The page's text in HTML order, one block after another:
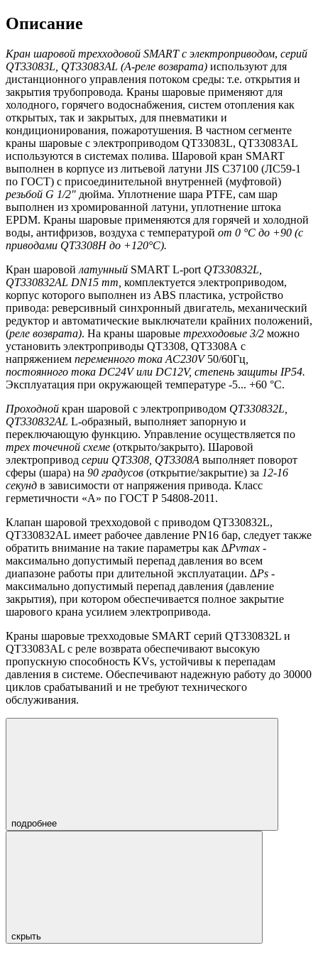
Описание
Кран шаровой трехходовой SMARTс электроприводом, серий
QT33083L QT33083АL (A-реле возврата) используют для
дистанционного управления потоком среды: т.е. открытия и
закрытия трубопровода. Краны шаровые применяют для
холодного, горячего водоснабжения, систем отопления как
открытых, так и закрытых, для пневматики и
кондиционирования, пожаротушения. В частном сегменте
краны шаровые с электроприводом QT33083L, QT33083АL
используются в системах полива. Шаровой кран SMART
выполнен в корпусе из литьевой латуни JIS C37100 (ЛС59-1
по ГОСТ) с присоединительной внутренней (муфтовой)
резьбой G 1/2" дюйма. Уплотнение шара PTFE, сам шар
выполнен из хромированной латуни, уплотнение штока
EPDM. Краны шаровые применяются для горячей и холодной
воды, антифризов, воздуха с температурой от 0 °С до +90 (с
приводами QT3308H до +120°С).
Кран шаровой латунный SMART L-port QT330832L
QT330832АL DN15 mm комплектуется электроприводом,
корпус которого выполнен из ABS пластика, устройство
привода: реверсивный синхронный двигатель, механический
редуктор и автоматические выключатели крайних положений,
(реле возврата). На краны шаровые трехходовые 3/2 можно
установить электроприводы QT3308, QT3308А с
напряжением переменного тока AC230V50/60Гц
постоянного тока DC24Vили DC12V, степень защиты IP54.
Эксплуатация при окружающей температуре -5... +60 °С.
Проходной кран шаровой с электроприводом QT330832L
QT330832АL L-образный, выполняет запорную и
переключающую функцию. Управление осуществляется по
трех точечной схеме (открыто/закрыто). Шаровой
электропривод серии QT3308, QT3308А выполняет поворот
сферы (шара) на 90 градусов (открытие/закрытие) за 12-16
секунд в зависимости от напряжения привода. Класс
герметичности «А» по ГОСТ Р 54808-2011.
Клапан шаровой трехходовой с приводом QT330832L,
QT330832AL имеет рабочее давление PN16 бар, следует также
обратить внимание на такие параметры как ∆Pvmax -
максимально допустимый перепад давления во всем
диапазоне работы при длительной эксплуатации. ∆Ps -
максимально допустимый перепад давления (давление
закрытия), при котором обеспечивается полное закрытие
шарового крана усилием электропривода.
Краны шаровые трехходовые SMART серий QT330832L и
QT33083AL c реле возврата обеспечивают высокую
пропускную способность KVs, устойчивы к перепадам
давления в системе. Обеспечивают надежную работу до 30000
циклов срабатываний и не требуют технического
обслуживания.
подробнее
скрыть